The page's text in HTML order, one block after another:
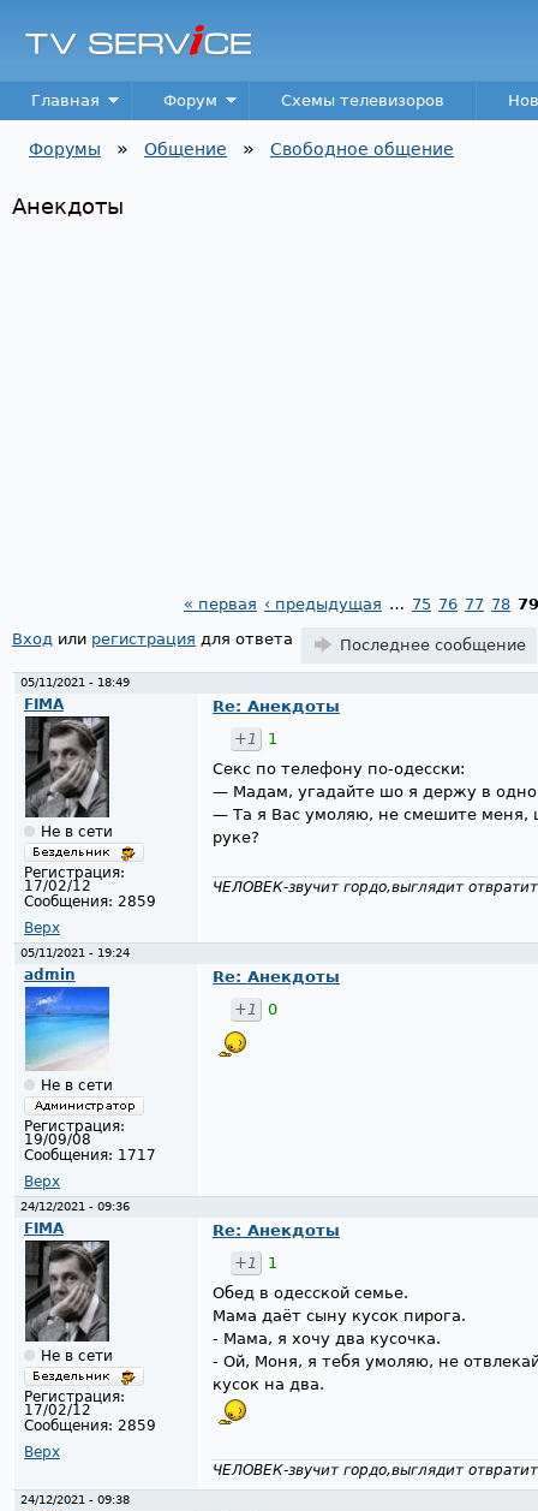
TV
Service
Main menu
Главная Форум Схемы телевизоров
Форумы » Общение » Свободное общение
Анекдоты
Страницы
« первая ‹ предыдущая … 75 76 77 78 79
Вход или регистрация для ответа Последнее сообщение
05/11/2021 - 18:49
FIMA
Не в сети
Регистрация:
17/02/12
Сообщения: 2859
Верх
Re: Анекдоты
+1
1
Секс по телефону по-одесски:
— Мадам, угадайте шо я держу в
— Та я Вас умоляю, не смешите
руке?
ЧЕЛОВЕК-звучит гордо,выглядит
05/11/2021 - 19:24
admin
Не в сети
Регистрация:
19/09/08
Сообщения: 1717
Верх
Re: Анекдоты
+1
0
24/12/2021 - 09:36
FIMA
Не в сети
Регистрация:
17/02/12
Сообщения: 2859
Верх
Re: Анекдоты
+1
1
Обед в одесской семье.
Мама даёт сыну кусок пирога.
- Мама, я хочу два кусочка.
- Ой, Моня, я тебя умоляю, не
кусок на два.
ЧЕЛОВЕК-звучит гордо,выглядит
24/12/2021 - 09:38